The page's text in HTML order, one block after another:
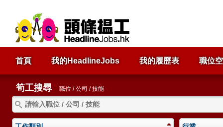
首頁 我的HeadlineJobs 我的履歷表 職位
筍工搜尋 職位 / 公司 / 技能